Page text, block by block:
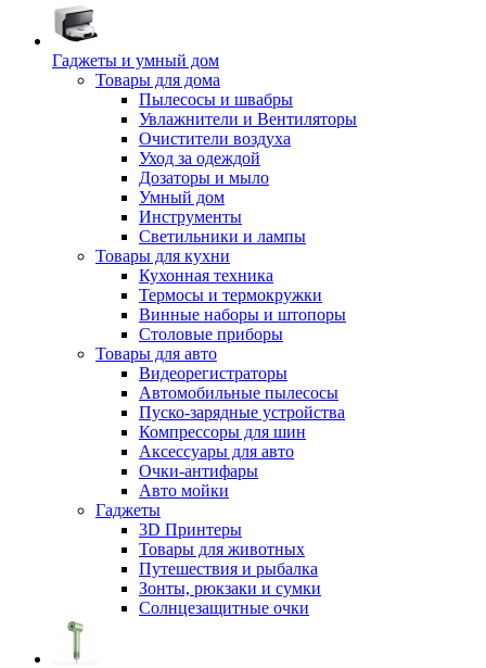
Гаджеты и умный дом
Товары для дома
Пылесосы и швабры
Увлажнители и Вентиляторы
Очистители воздуха
Уход за одеждой
Дозаторы и мыло
Умный дом
Инструменты
Светильники и лампы
Товары для кухни
Кухонная техника
Термосы и термокружки
Винные наборы и штопоры
Столовые приборы
Товары для авто
Видеорегистраторы
Автомобильные пылесосы
Пуско-зарядные устройства
Компрессоры для шин
Аксессуары для авто
Очки-антифары
Авто мойки
Гаджеты
3D Принтеры
Товары для животных
Путешествия и рыбалка
Зонты, рюкзаки и сумки
Солнцезащитные очки